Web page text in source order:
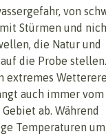
von
Stürmen und
die Natur und
die Probe
extremes
auch immer vom
ab. Während
Temperaturen